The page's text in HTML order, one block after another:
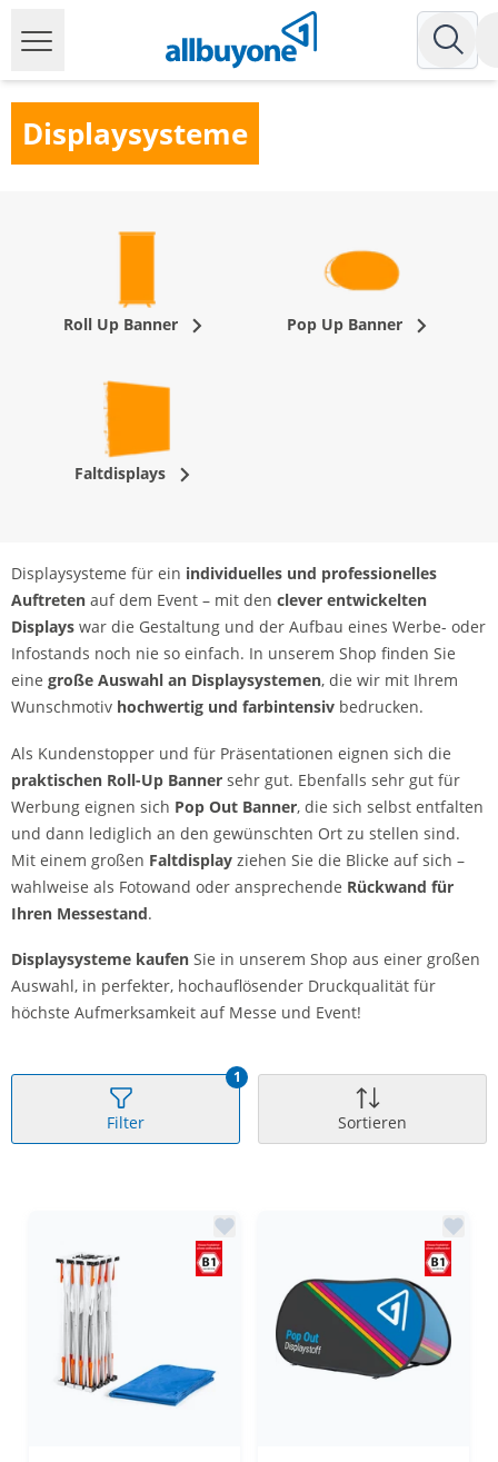
Displaysysteme
Roll Up Banner Pop Up Banner
Faltdisplays
Displaysysteme für ein individuelles und professionelles
Auftreten auf dem Event – mit den clever entwickelten
Displays war die Gestaltung und der Aufbau eines Werbe- oder
Infostands noch nie so einfach. In unserem Shop finden Sie
eine große Auswahl an Displaysystemen, die wir mit Ihrem
Wunschmotiv hochwertig und farbintensiv bedrucken.
Als Kundenstopper und für Präsentationen eignen sich die
praktischen Roll-Up Banner sehr gut. Ebenfalls sehr gut für
Werbung eignen sich Pop Out Banner, die sich selbst entfalten
und dann lediglich an den gewünschten Ort zu stellen sind.
Mit einem großen Faltdisplay ziehen Sie die Blicke auf sich –
wahlweise als Fotowand oder ansprechende Rückwand für
Ihren Messestand.
Displaysysteme kaufen Sie in unserem Shop aus einer großen
Auswahl, in perfekter, hochauflösender Druckqualität für
höchste Aufmerksamkeit auf Messe und Event!
Filter
1
Sortieren